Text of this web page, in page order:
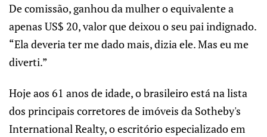
De comissão, ganhou da mulher o equivalente a
apenas US$ 20, valor que deixou o seu pai indignado.
“Ela deveria ter me dado mais, dizia ele. Mas eu me
diverti.”
Hoje aos 61 anos de idade, o brasileiro está na lista
dos principais corretores de imóveis da Sotheby's
International Realty, o escritório especializado em